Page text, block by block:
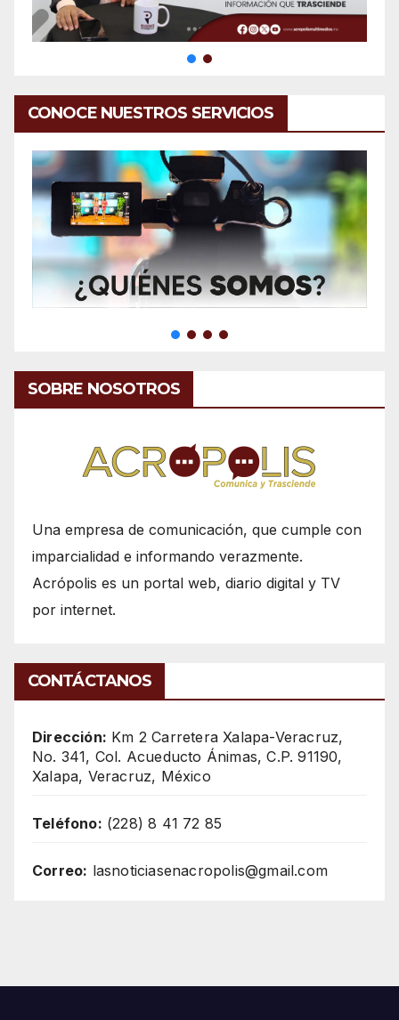
CONOCE NUESTROS SERVICIOS
SOBRE NOSOTROS
Una empresa de comunicación, que cumple con
imparcialidad e informando verazmente.
Acrópolis es un portal web, diario digital y TV
por internet.
CONTÁCTANOS
Dirección: Km 2 Carretera Xalapa-Veracruz,
No. 341, Col. Acueducto Ánimas, C.P. 91190,
Xalapa, Veracruz, México
Teléfono: (228) 8 41 72 85
Correo: lasnoticiasenacropolis@gmail.com